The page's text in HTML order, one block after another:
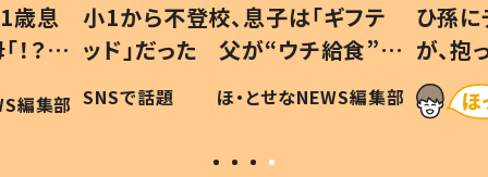
歳息
？」
編集部
小1から不登校、息子は「ギフテ
ッド」だった 父が“ウチ給食”を
作り続ける理由とは #令和の親
#令和の子
SNSで話題 ほ・とせなNEWS編集部
ひ孫
が、
「涙が
い」